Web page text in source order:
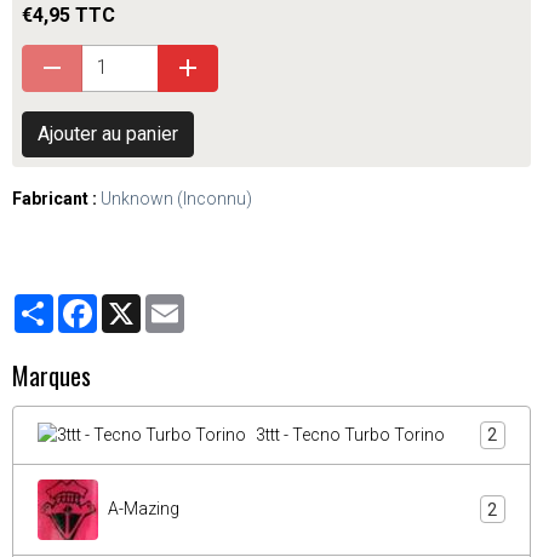
€4,95 TTC
Ajouter au panier
Fabricant : Unknown (Inconnu)
PartagerFacebook
X
Marques
3ttt - Tecno Turbo Torino 2
A-Mazing 2